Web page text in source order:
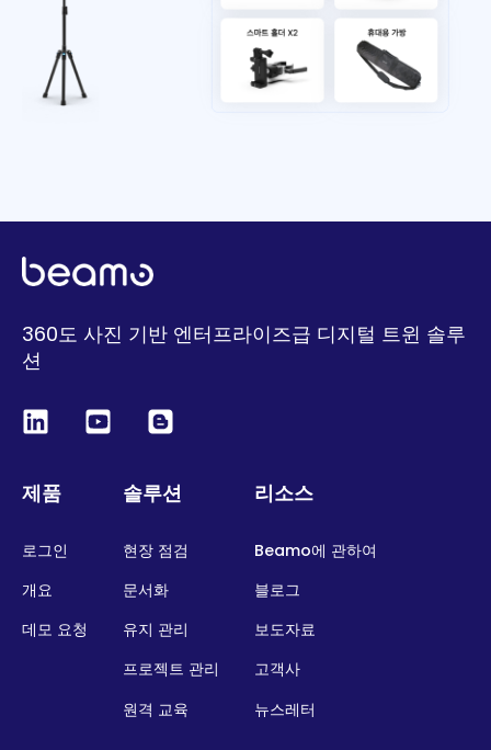
360도 사진 기반 엔터프라이즈급 디지털 트윈 솔루
션
제품
로그인
개요
데모 요청
솔루션
현장 점검
문서화
유지 관리
프로젝트 관리
원격 교육
리소스
Beamo에 관하여
블로그
보도자료
고객사
뉴스레터